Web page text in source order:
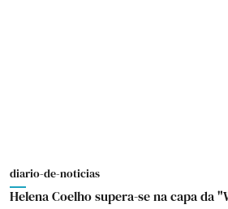
diario-de-noticias
Helena Coelho supera-se na capa da